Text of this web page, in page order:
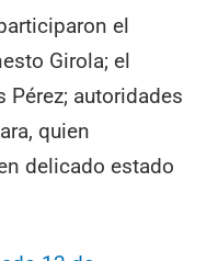
el
Girola; el
Pérez; autoridades
quien
delicado estado